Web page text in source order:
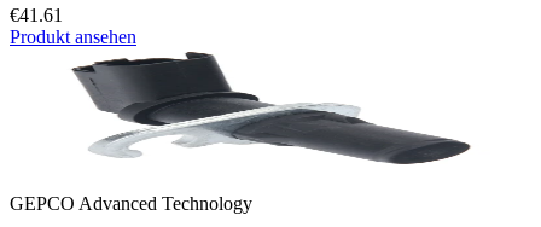
€41.61
Produkt ansehen
GEPCO Advanced Technology